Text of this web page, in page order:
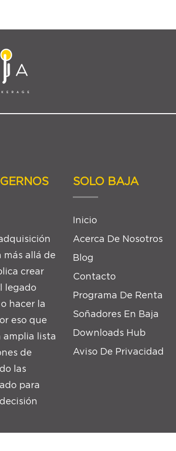
allá de
crear
legado
hacer la
eso que
amplia lista
de
las
para
SOLO BAJA
Inicio
Acerca De Nosotros
Blog
Contacto
Programa De Renta
Soñadores En Baja
Downloads Hub
Aviso De Privacidad